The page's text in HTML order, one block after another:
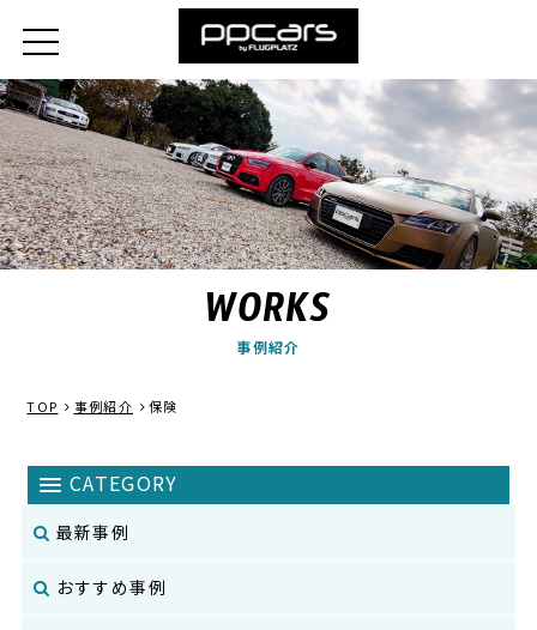
WORKS
事例紹介
TOP 事例紹介 保険
最新事例
おすすめ事例